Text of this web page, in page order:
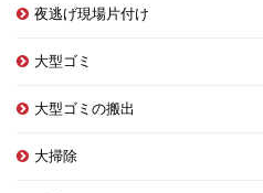
夜逃げ現場片付け
大型ゴミ
大型ゴミの搬出
大掃除